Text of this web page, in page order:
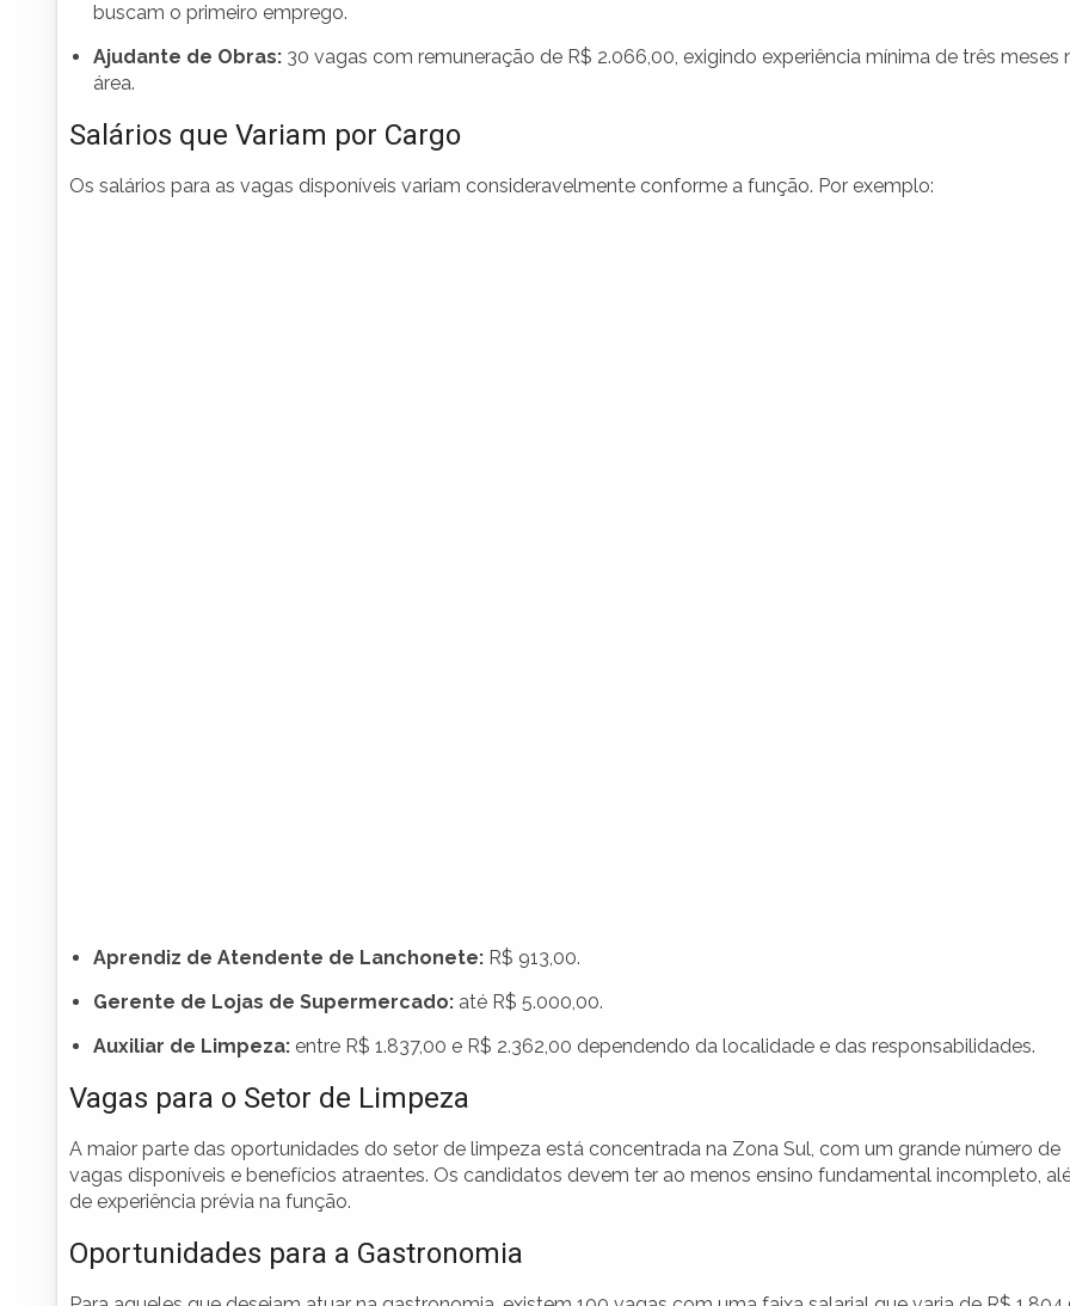
buscam o primeiro emprego.
Ajudante de Obras: 30 vagas com remuneração de R$ 2.066,00, exigindo experiência mínima de três meses
área.
Salários que Variam por Cargo
Os salários para as vagas disponíveis variam consideravelmente conforme a função. Por exemplo:
Aprendiz de Atendente de Lanchonete: R$ 913,00.
Gerente de Lojas de Supermercado: até R$ 5.000,00.
Auxiliar de Limpeza: entre R$ 1.837,00 e R$ 2.362,00 dependendo da localidade e das responsabilidades.
Vagas para o Setor de Limpeza
A maior parte das oportunidades do setor de limpeza está concentrada na Zona Sul, com um grande número de
vagas disponíveis e benefícios atraentes. Os candidatos devem ter ao menos ensino fundamental incompleto,
de experiência prévia na função.
Oportunidades para a Gastronomia